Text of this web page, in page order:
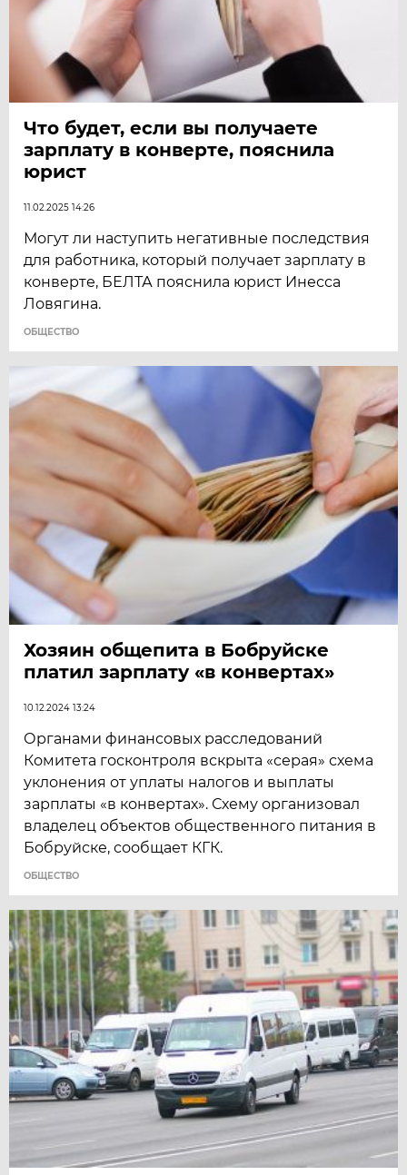
Что будет, если вы получаете
зарплату в конверте, пояснила
юрист
11.02.2025 14:26
Могут ли наступить негативные последствия
для работника, который получает зарплату в
конверте, БЕЛТА пояснила юрист Инесса
Ловягина.
ОБЩЕСТВО
Хозяин общепита в Бобруйске
платил зарплату «в конвертах»
10.12.2024 13:24
Органами финансовых расследований
Комитета госконтроля вскрыта «серая» схема
уклонения от уплаты налогов и выплаты
зарплаты «в конвертах». Схему организовал
владелец объектов общественного питания в
Бобруйске, сообщает КГК.
ОБЩЕСТВО